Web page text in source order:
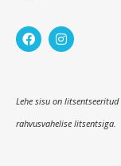
Lehe sisu on litsentseeritud
rahvusvahelise litsentsiga.